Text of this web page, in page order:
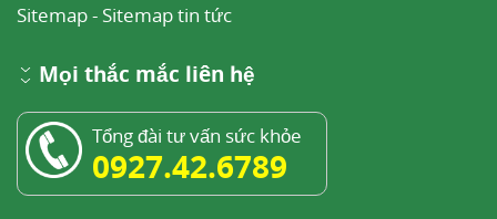
Sitemap- Sitemap tin tức
Mọi thắc mắc liên hệ
Tổng đài tư vấn sức khỏe
0927.42.6789